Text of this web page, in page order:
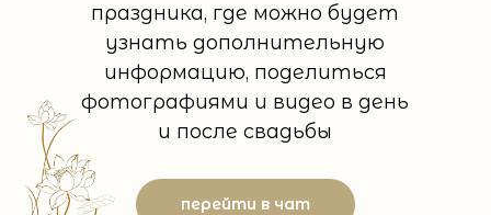
праздника, где можно будет
узнать дополнительную
информацию, поделиться
фотографиями и видео в день
и после свадьбы
перейти в чат